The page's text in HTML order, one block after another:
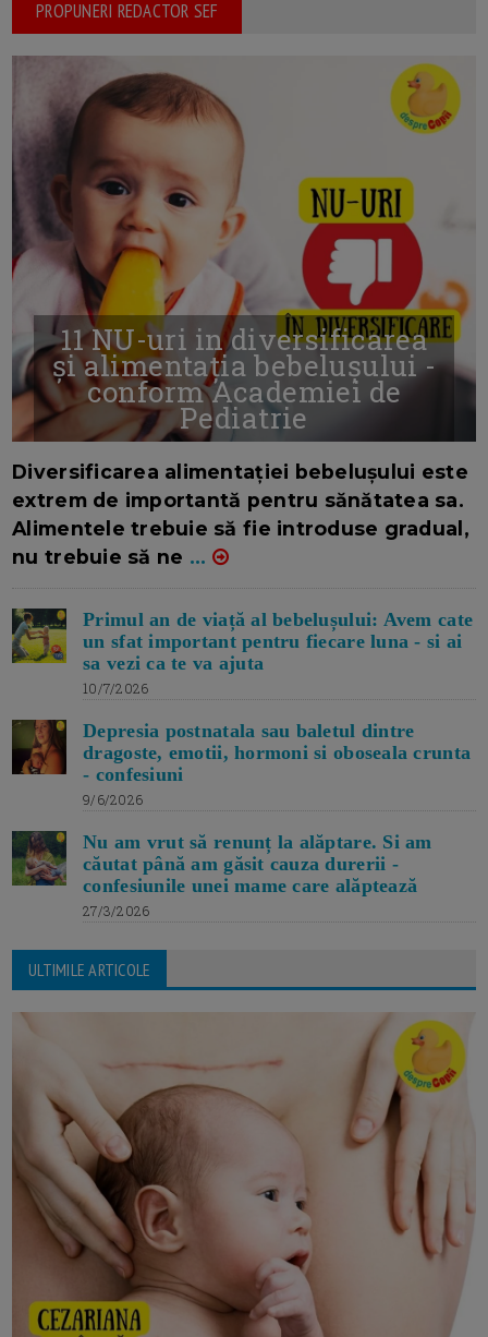
PROPUNERI REDACTOR SEF
11 NU-uri in diversificarea
și alimentația bebelușului -
conform Academiei de
Pediatrie
Diversificarea alimentației bebelușului este
extrem de importantă pentru sănătatea sa.
Alimentele trebuie să fie introduse gradual,
nu trebuie să ne ...
Primul an de viață al bebelușului: Avem cate
un sfat important pentru fiecare luna - si ai
sa vezi ca te va ajuta
10/7/2026
Depresia postnatala sau baletul dintre
dragoste, emotii, hormoni si oboseala crunta
- confesiuni
9/6/2026
Nu am vrut să renunț la alăptare. Si am
căutat până am găsit cauza durerii -
confesiunile unei mame care alăptează
27/3/2026
ULTIMILE ARTICOLE